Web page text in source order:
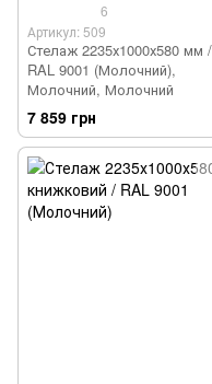
6
Артикул: 509
Стелаж 2235х1000х580 мм /
RAL 9001 (Молочний),
Молочний, Молочний
7 859 грн